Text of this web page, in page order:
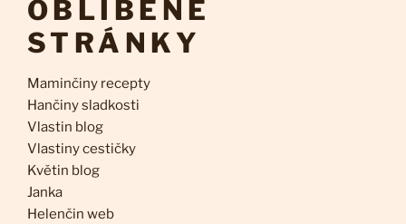
OBLÍBENÉ
STRÁNKY
Maminčiny recepty
Hančiny sladkosti
Vlastin blog
Vlastiny cestičky
Květin blog
Janka
Helenčin web